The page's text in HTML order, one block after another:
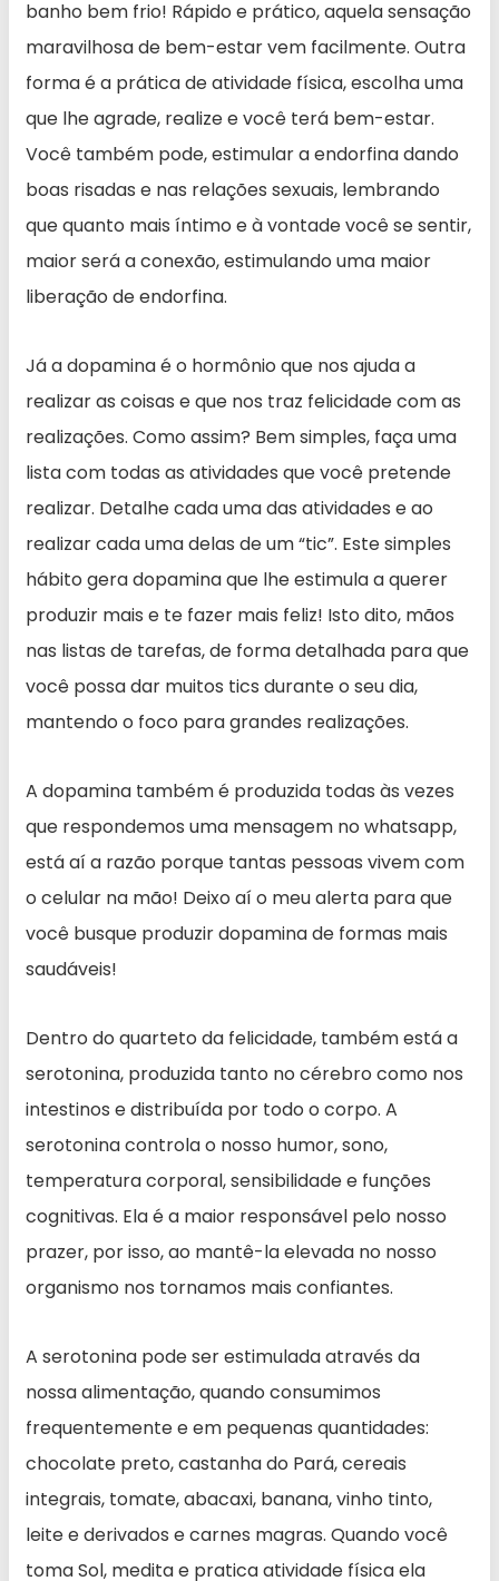
banho bem frio! Rápido e prático, aquela sensação
maravilhosa de bem-estar vem facilmente. Outra
forma é a prática de atividade física, escolha uma
que lhe agrade, realize e você terá bem-estar.
Você também pode, estimular a endorfina dando
boas risadas e nas relações sexuais, lembrando
que quanto mais íntimo e à vontade você se sentir,
maior será a conexão, estimulando uma maior
liberação de endorfina.
Já a dopamina é o hormônio que nos ajuda a
realizar as coisas e que nos traz felicidade com as
realizações. Como assim? Bem simples, faça uma
lista com todas as atividades que você pretende
realizar. Detalhe cada uma das atividades e ao
realizar cada uma delas de um “tic”. Este simples
hábito gera dopamina que lhe estimula a querer
produzir mais e te fazer mais feliz! Isto dito, mãos
nas listas de tarefas, de forma detalhada para que
você possa dar muitos tics durante o seu dia,
mantendo o foco para grandes realizações.
A dopamina também é produzida todas às vezes
que respondemos uma mensagem no whatsapp,
está aí a razão porque tantas pessoas vivem com
o celular na mão! Deixo aí o meu alerta para que
você busque produzir dopamina de formas mais
saudáveis!
Dentro do quarteto da felicidade, também está a
serotonina, produzida tanto no cérebro como nos
intestinos e distribuída por todo o corpo. A
serotonina controla o nosso humor, sono,
temperatura corporal, sensibilidade e funções
cognitivas. Ela é a maior responsável pelo nosso
prazer, por isso, ao mantê-la elevada no nosso
organismo nos tornamos mais confiantes.
A serotonina pode ser estimulada através da
nossa alimentação, quando consumimos
frequentemente e em pequenas quantidades:
chocolate preto, castanha do Pará, cereais
integrais, tomate, abacaxi, banana, vinho tinto,
leite e derivados e carnes magras. Quando você
toma Sol, medita e pratica atividade física ela